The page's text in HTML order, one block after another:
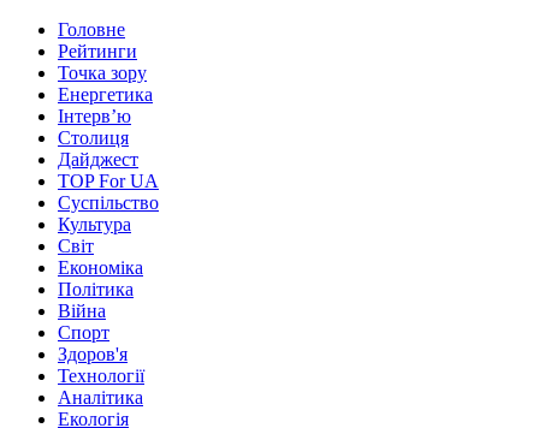
Головне
Рейтинги
Точка зору
Енергетика
Інтерв’ю
Столиця
Дайджест
TOP For UA
Суспiльство
Культура
Світ
Економіка
Політика
Війна
Спорт
Здоров'я
Технології
Аналітика
Екологія